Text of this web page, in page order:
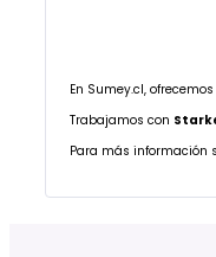
En Sumey.cl,
Trabajamos con
Para más información